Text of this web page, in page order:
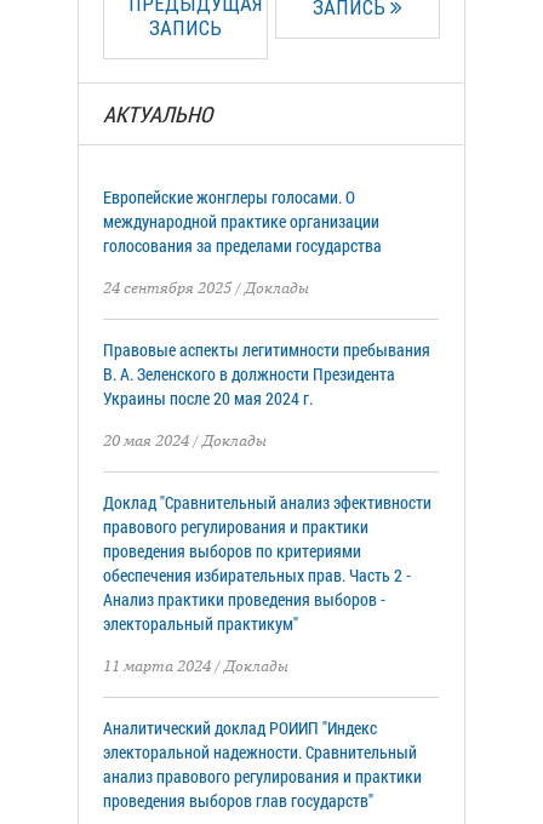
ЗАПИСЬ
ЗАПИСЬ
АКТУАЛЬНО
Европейские жонглеры голосами. О
международной практике организации
голосования за пределами государства
24 сентября 2025/Доклады
Правовые аспекты легитимности пребывания
В. А. Зеленского в должности Президента
Украины после 20 мая 2024 г.
20 мая 2024 /Доклады
Доклад "Сравнительный анализ эфективности
правового регулирования и практики
проведения выборов по критериями
обеспечения избирательных прав. Часть 2 -
Анализ практики проведения выборов -
электоральный практикум"
11 марта 2024 /Доклады
Аналитический доклад РОИИП "Индекс
электоральной надежности. Сравнительный
анализ правового регулирования и практики
проведения выборов глав государств"